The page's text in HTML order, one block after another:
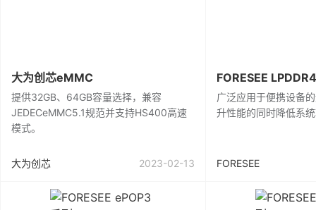
大为创芯eMMC
提供32GB、64GB容量选择，兼容
JEDECeMMC5.1规范并支持HS400高速
模式。
大为创芯 2023-02-13
FORESEE
广泛应用于便携设备
升性能的同时降低系
FORESEE